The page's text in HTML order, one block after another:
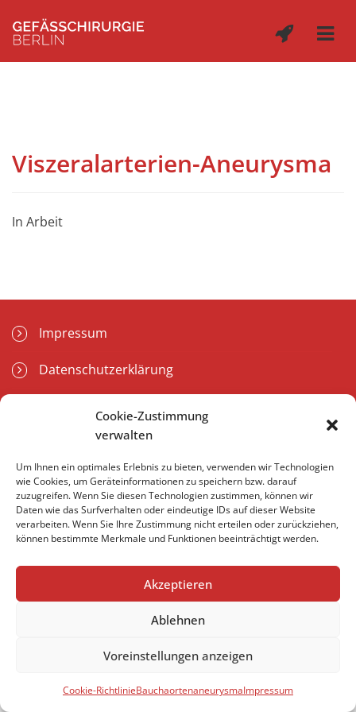
Cookie-Zustimmung
verwalten
Um Ihnen ein optimales Erlebnis zu bieten, verwenden wir Technologien
wie Cookies, um Geräteinformationen zu speichern bzw. darauf
zuzugreifen. Wenn Sie diesen Technologien zustimmen, können wir
Daten wie das Surfverhalten oder eindeutige IDs auf dieser Website
verarbeiten. Wenn Sie Ihre Zustimmung nicht erteilen oder zurückziehen,
können bestimmte Merkmale und Funktionen beeinträchtigt werden.
Akzeptieren
Ablehnen
Voreinstellungen anzeigen
Cookie-RichtlinieBauchaortenaneurysmaImpressum
Viszeralarterien-Aneurysma
In Arbeit
Impressum
Datenschutzerklärung
Cookie-Richtlinie (EU)
Impressum
Datenschutzerklärung
Cookie-Richtlinie (EU)